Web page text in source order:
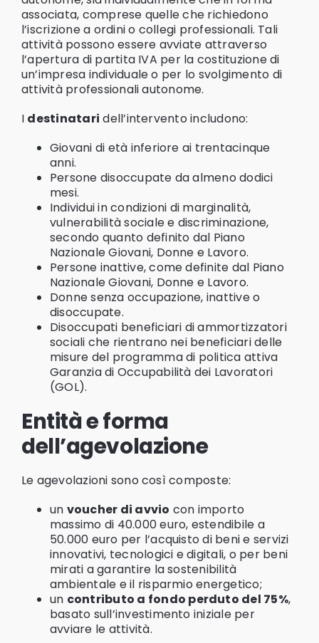
associata, comprese quelle che richiedono
l’iscrizione a ordini o collegi professionali. Tali
attività possono essere avviate attraverso
l’apertura di partita IVA per la costituzione di
un’impresa individuale o per lo svolgimento di
attività professionali autonome.
I destinatari dell’intervento includono:
Giovani di età inferiore ai trentacinque
anni.
Persone disoccupate da almeno dodici
mesi.
Individui in condizioni di marginalità,
vulnerabilità sociale e discriminazione,
secondo quanto definito dal Piano
Nazionale Giovani, Donne e Lavoro.
Persone inattive, come definite dal Piano
Nazionale Giovani, Donne e Lavoro.
Donne senza occupazione, inattive o
disoccupate.
Disoccupati beneficiari di ammortizzatori
sociali che rientrano nei beneficiari delle
misure del programma di politica attiva
Garanzia di Occupabilità dei Lavoratori
(GOL).
Entità e forma
dell’agevolazione
Le agevolazioni sono così composte:
un voucher di avvio con importo
massimo di 40.000 euro, estendibile a
50.000 euro per l’acquisto di beni e servizi
innovativi, tecnologici e digitali, o per beni
mirati a garantire la sostenibilità
ambientale e il risparmio energetico;
un contributo a fondo perduto del 75%,
basato sull’investimento iniziale per
avviare le attività.